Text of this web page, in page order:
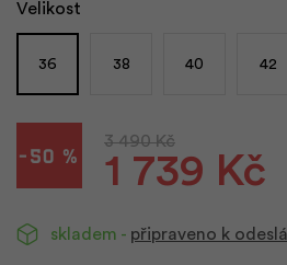
Velikost
36 38 40 42
-50 % 3 490 Kč
1 739 Kč
skladem - připraveno k